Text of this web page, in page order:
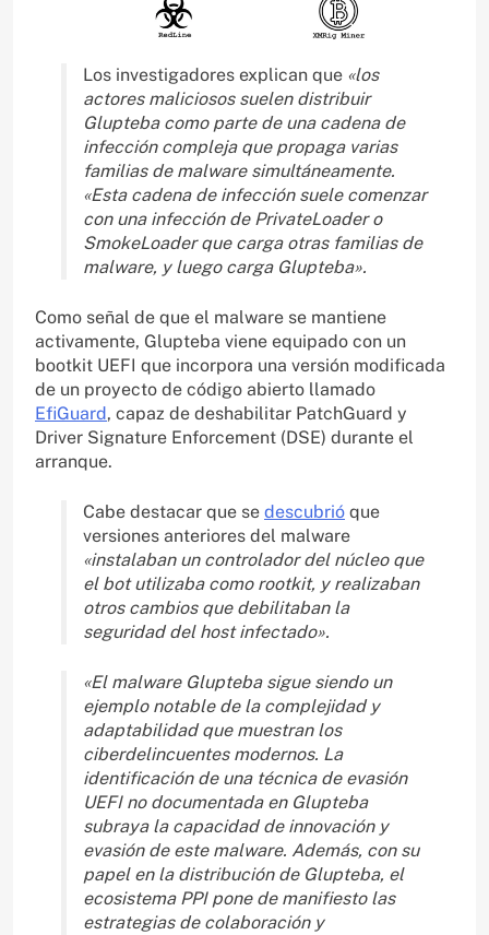
Los investigadores explican que «los
actores maliciosos suelen distribuir
Glupteba como parte de una cadena de
infección compleja que propaga varias
familias de malware simultáneamente.
«Esta cadena de infección suele comenzar
con una infección de PrivateLoader o
SmokeLoader que carga otras familias de
malware, y luego carga Glupteba».
Como señal de que el malware se mantiene
activamente, Glupteba viene equipado con un
bootkit UEFI que incorpora una versión modificada
de un proyecto de código abierto llamado
EfiGuard, capaz de deshabilitar PatchGuard y
Driver Signature Enforcement (DSE) durante el
arranque.
Cabe destacar que se descubrió que
versiones anteriores del malware
«instalaban un controlador del núcleo que
el bot utilizaba como rootkit, y realizaban
otros cambios que debilitaban la
seguridad del host infectado».
«El malware Glupteba sigue siendo un
ejemplo notable de la complejidad y
adaptabilidad que muestran los
ciberdelincuentes modernos. La
identificación de una técnica de evasión
UEFI no documentada en Glupteba
subraya la capacidad de innovación y
evasión de este malware. Además, con su
papel en la distribución de Glupteba, el
ecosistema PPI pone de manifiesto las
estrategias de colaboración y